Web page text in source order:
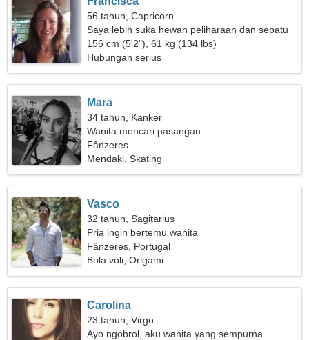
56 tahun, Capricorn
Saya lebih suka hewan peliharaan dan sepatu
roda
156 cm (5'2"), 61 kg (134 lbs)
Hubungan serius
Mara
34 tahun, Kanker
Wanita mencari pasangan
Fânzeres
Mendaki, Skating
Vasco
32 tahun, Sagitarius
Pria ingin bertemu wanita
Fânzeres, Portugal
Bola voli, Origami
Carolina
23 tahun, Virgo
Ayo ngobrol, aku wanita yang sempurna